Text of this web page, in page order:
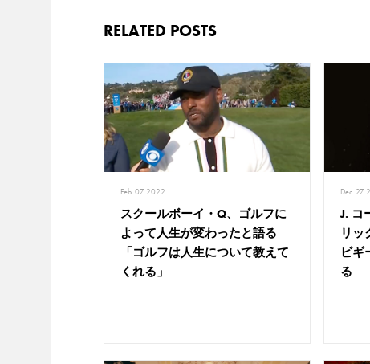
RELATED POSTS
Feb. 07 2022
スクールボーイ・Q、ゴルフに
よって人生が変わったと語る
「ゴルフは人生について教えて
くれる」
Dec. 27
J. コ
リッ
ビギ
る